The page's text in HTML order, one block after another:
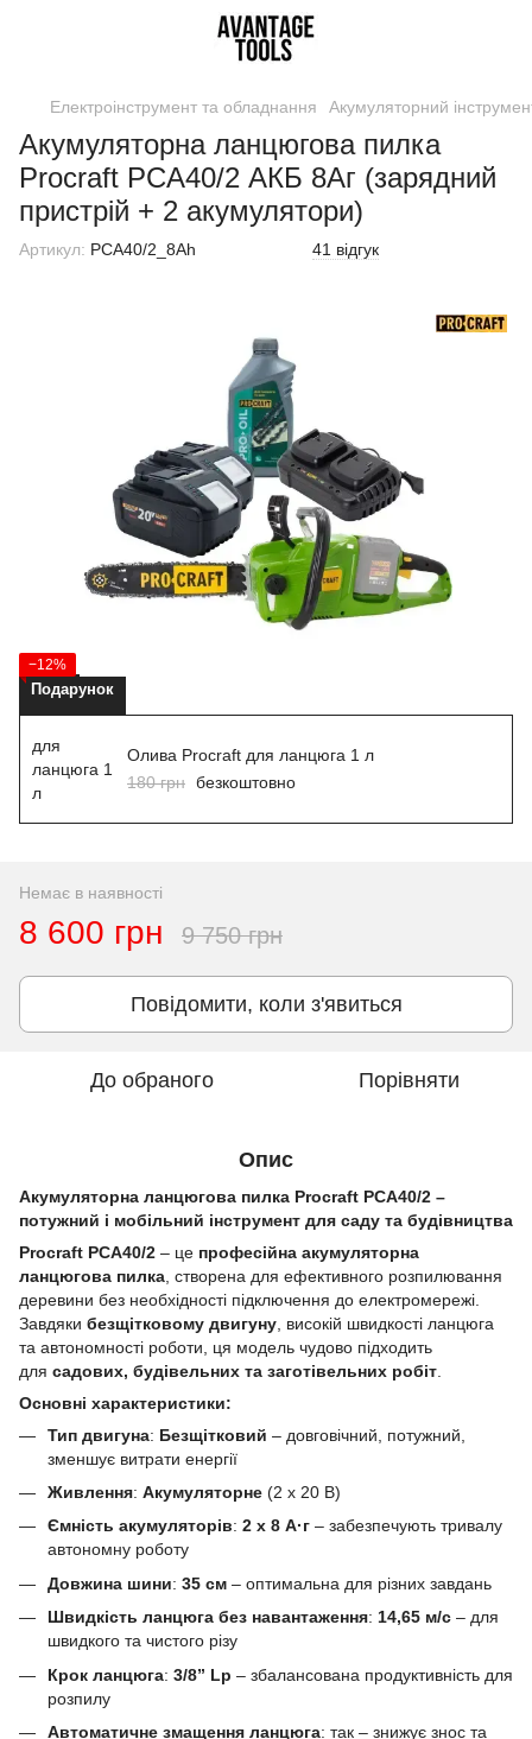
Електроінструмент та обладнання Акумуляторний
Акумуляторна ланцюгова пилка
Procraft PCA40/2 АКБ 8Аг (зарядний
пристрій + 2 акумулятори)
Артикул: PCA40/2_8Ah 41 відгук
−12%
Подарунок
Олива Procraft для ланцюга 1 л
180 грн безкоштовно
Немає в наявності
8 600 грн 9 750 грн
Повідомити, коли з'явиться
До обраного Порівняти
Опис
Акумуляторна ланцюгова пилка Procraft PCA40/2 –
потужний і мобільний інструмент для саду та будівництва
Procraft PCA40/2 – це професійна акумуляторна
ланцюгова пилка , створена для ефективного розпилювання
деревини без необхідності підключення до електромережі.
Завдяки безщітковому двигуну , високій швидкості ланцюга
та автономності роботи, ця модель чудово підходить
для садових, будівельних та заготівельних робіт
Основні характеристики:
Тип двигуна: Безщітковий – довговічний, потужний,
зменшує витрати енергії
Живлення: Акумуляторне (2 x 20 В)
Ємність акумуляторів: 2 x 8 А·г – забезпечують тривалу
автономну роботу
Довжина шини: 35 см – оптимальна для різних завдань
Швидкість ланцюга без навантаження: 14,65 м/с – для
швидкого та чистого різу
Крок ланцюга: 3/8” Lp – збалансована продуктивність для
розпилу
Автоматичне змащення ланцюга: так – знижує знос та